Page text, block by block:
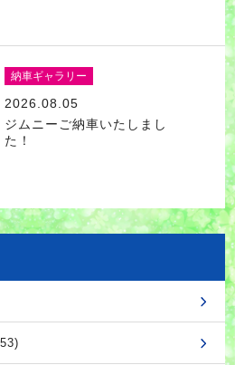
納車ギャラリー
2026.08.05
ジムニーご納車いたしまし
た！